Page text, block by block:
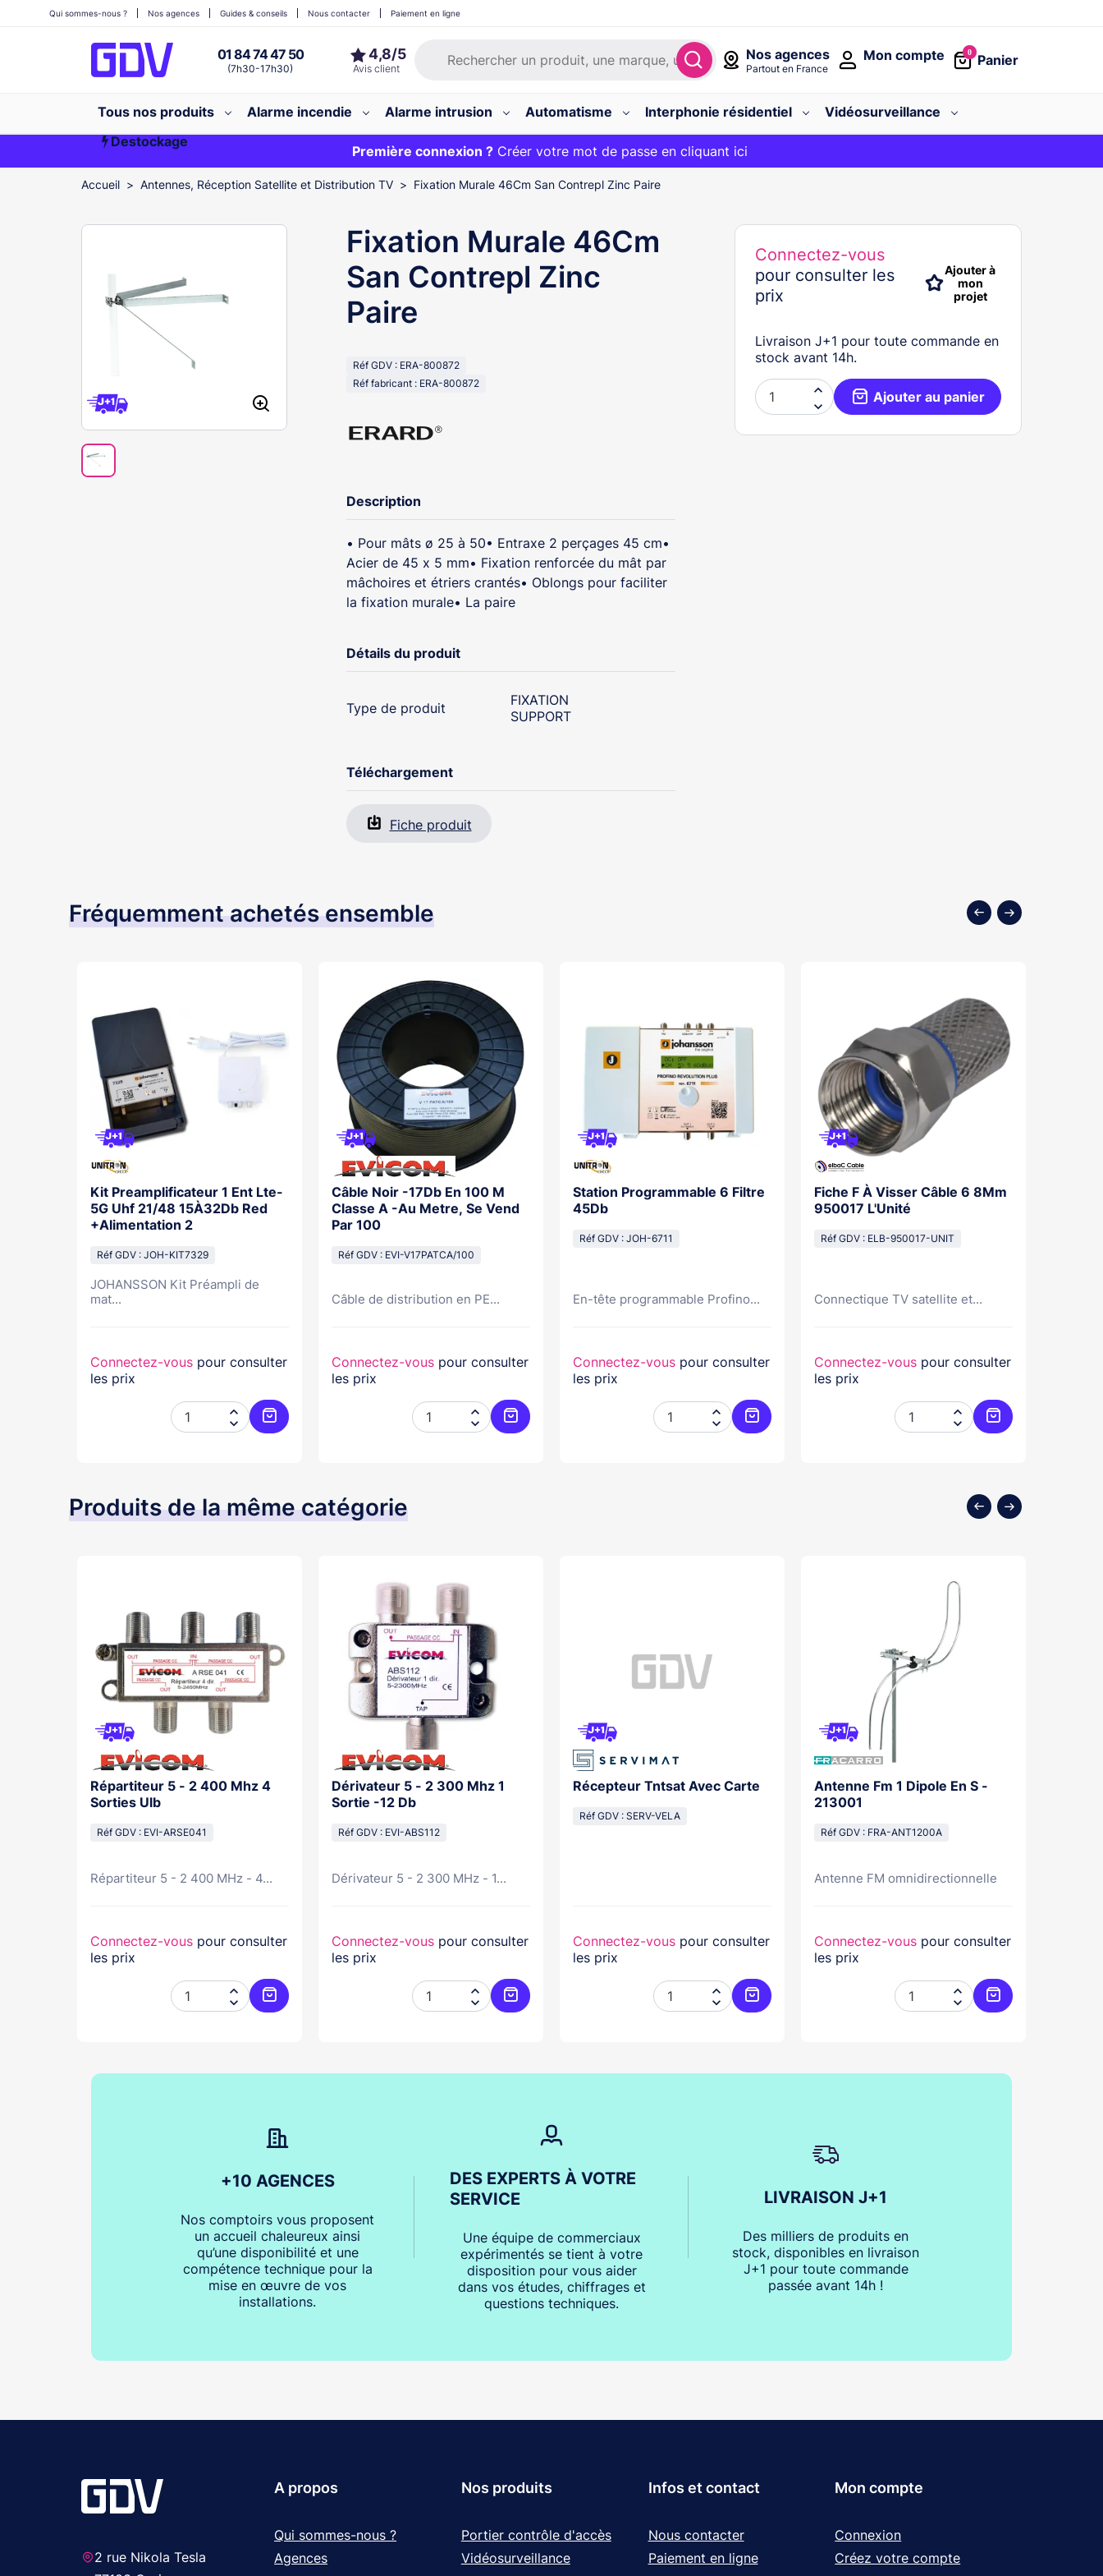
Nos agences
Partout en France
01 84 74 47 50
(7h30-17h30)
0
Panier
Mon compte
Qui sommes-nous ? Nos agences Guides & conseils Nous contacter Paiement en ligne
Tous nos produits Alarme incendie Alarme intrusion Automatisme Interphonie résidentiel
Vidéosurveillance
Destockage
Première commande ?20€ OFFERT sur votre panier et livraison 24/48h gratuite avec le code
Première connexion ?Créer votre mot de passe en cliquant ici
EXCLU WEB :
Accueil Antennes, Réception Satellite et Distribution TV Fixation Murale 46Cm San Contrepl Zinc Paire
Fixation Murale 46Cm
San Contrepl Zinc
Paire
Réf GDV : ERA-800872
Réf fabricant : ERA-800872
Description
• Pour mâts ø 25 à 50• Entraxe 2 perçages 45 cm•
Acier de 45 x 5 mm• Fixation renforcée du mât par
mâchoires et étriers crantés• Oblongs pour faciliter
la fixation murale• La paire
Détails du produit
Type de produit
FIXATION
SUPPORT
Téléchargement
Fiche produit
Connectez-vous
pour consulter les
prix
Ajouter à
mon
projet
Livraison J+1 pour toute commande en
stock avant 14h.

 Ajouter au panier
Fréquemment achetés ensemble
Kit Preamplificateur 1 Ent Lte-
5G Uhf 21/48 15À32Db Red
+Alimentation 2
Réf GDV : JOH-KIT7329
JOHANSSON Kit Préampli de
mat...
Connectez-vous pour consulter
les prix


Ajouter au panier
Câble Noir -17Db En 100 M
Classe A -Au Metre, Se Vend
Par 100
Réf GDV : EVI-V17PATCA/100
Câble de distribution en PE...
Connectez-vous pour consulter
les prix


Ajouter au panier
Station Programmable 6 Filtre
45Db
Réf GDV : JOH-6711
En-tête programmable Profino...
Connectez-vous pour consulter
les prix


Ajouter au panier
Fiche F À Visser Câble 6 8Mm
950017 L'Unité
Réf GDV : ELB-950017-UNIT
Connectique TV satellite et...
Connectez-vous pour consulter
les prix


Ajouter au panier
Produits de la même catégorie
Répartiteur 5 - 2 400 Mhz 4
Sorties Ulb
Réf GDV : EVI-ARSE041
Répartiteur 5 - 2 400 MHz - 4...
Connectez-vous pour consulter
les prix


Ajouter au panier
Dérivateur 5 - 2 300 Mhz 1
Sortie -12 Db
Réf GDV : EVI-ABS112
Dérivateur 5 - 2 300 MHz - 1...
Connectez-vous pour consulter
les prix


Ajouter au panier
Récepteur Tntsat Avec Carte
Réf GDV : SERV-VELA
Connectez-vous pour consulter
les prix


Ajouter au panier
Antenne Fm 1 Dipole En S -
213001
Réf GDV : FRA-ANT1200A
Antenne FM omnidirectionnelle
Connectez-vous pour consulter
les prix


Ajouter au panier
+10 AGENCES
Nos comptoirs vous proposent
un accueil chaleureux ainsi
qu’une disponibilité et une
compétence technique pour la
mise en œuvre de vos
installations.
DES EXPERTS À VOTRE
SERVICE
Une équipe de commerciaux
expérimentés se tient à votre
disposition pour vous aider
dans vos études, chiffrages et
questions techniques.
LIVRAISON J+1
Des milliers de produits en
stock, disponibles en livraison
J+1 pour toute commande
passée avant 14h !
2 rue Nikola Tesla
A propos
Qui sommes-nous ?
Agences
Nos produits
Portier contrôle d'accès
Vidéosurveillance
Infos et contact
Nous contacter
Paiement en ligne
Mon compte
Connexion
Créez votre compte